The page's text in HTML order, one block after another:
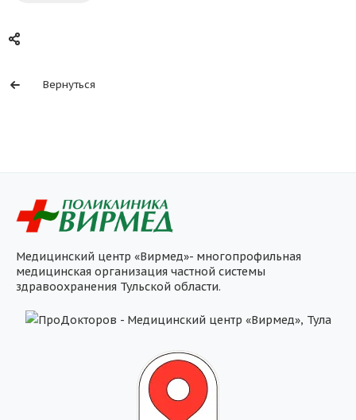
Вернуться
Медицинский центр «Вирмед»- многопрофильная
медицинская организация частной системы
здравоохранения Тульской области.